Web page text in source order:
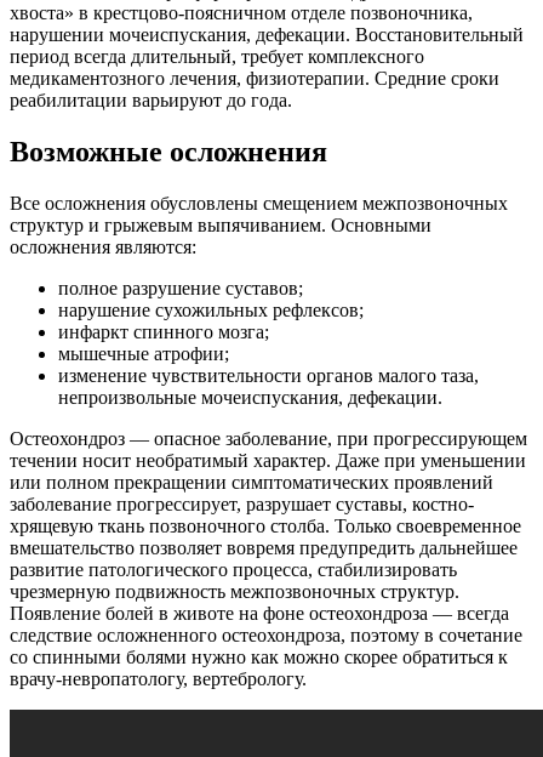
хвоста» в крестцово-поясничном отделе позвоночника,
нарушении мочеиспускания, дефекации. Восстановительный
период всегда длительный, требует комплексного
медикаментозного лечения, физиотерапии. Средние сроки
реабилитации варьируют до года.
Возможные осложнения
Все осложнения обусловлены смещением межпозвоночных
структур и грыжевым выпячиванием. Основными
осложнения являются:
полное разрушение суставов;
нарушение сухожильных рефлексов;
инфаркт спинного мозга;
мышечные атрофии;
изменение чувствительности органов малого таза,
непроизвольные мочеиспускания, дефекации.
Остеохондроз — опасное заболевание, при прогрессирующем
течении носит необратимый характер. Даже при уменьшении
или полном прекращении симптоматических проявлений
заболевание прогрессирует, разрушает суставы, костно-
хрящевую ткань позвоночного столба. Только своевременное
вмешательство позволяет вовремя предупредить дальнейшее
развитие патологического процесса, стабилизировать
чрезмерную подвижность межпозвоночных структур.
Появление болей в животе на фоне остеохондроза — всегда
следствие осложненного остеохондроза, поэтому в сочетание
со спинными болями нужно как можно скорее обратиться к
врачу-невропатологу, вертебрологу.